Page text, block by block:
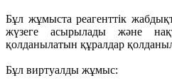
Бұл жұмыста реагенттік
жүзеге асырылады және
қолданылатын құралдар
Бұл виртуалды жұмыс: